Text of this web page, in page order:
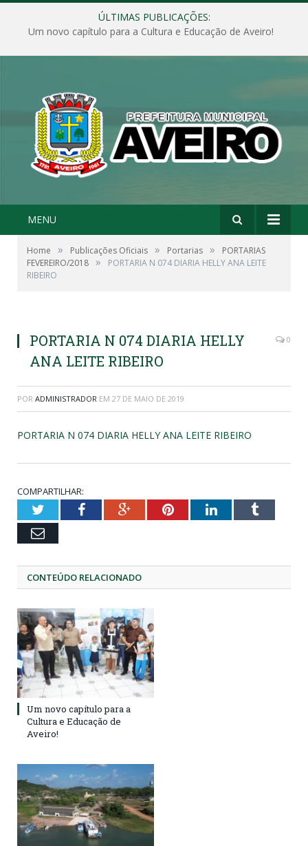
ÚLTIMAS PUBLICAÇÕES:
Um novo capítulo para a Cultura e Educação de Aveiro!
MENU
Home » Publicações Oficiais » Portarias »
PORTARIAS
FEVEREIRO/2018 »
PORTARIA N 074 DIARIA HELLY ANA LEITE
RIBEIRO
PORTARIA N 074 DIARIA HELLY
ANA LEITE RIBEIRO
0
POR ADMINISTRADOR EM 27 DE MAIO DE 2019
PORTARIA N 074 DIARIA HELLY ANA LEITE RIBEIRO
COMPARTILHAR:
TwitterFacebookGoogle+PinterestLinkedInTumblr
Email
CONTEÚDO RELACIONADO
Um novo capítulo para a
Cultura e Educação de
Aveiro!